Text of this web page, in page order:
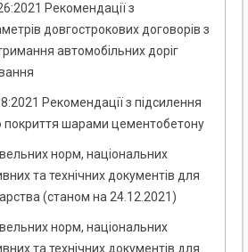
Рекомендації з
довгострокових договорів з
автомобільних доріг
Рекомендації з підсилення
покриття шарами цементобетону
норм, національних
та технічних документів для
(станом на 24.12.2021)
норм, національних
та технічних документів для